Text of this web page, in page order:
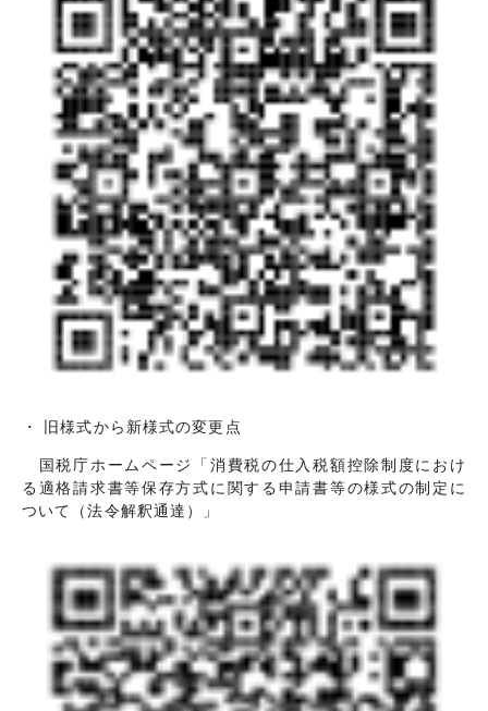
・ 旧様式から新様式の変更点
国税庁ホームページ「消費税の仕入税額控除制度におけ
る適格請求書等保存方式に関する申請書等の様式の制定に
ついて（法令解釈通達）」